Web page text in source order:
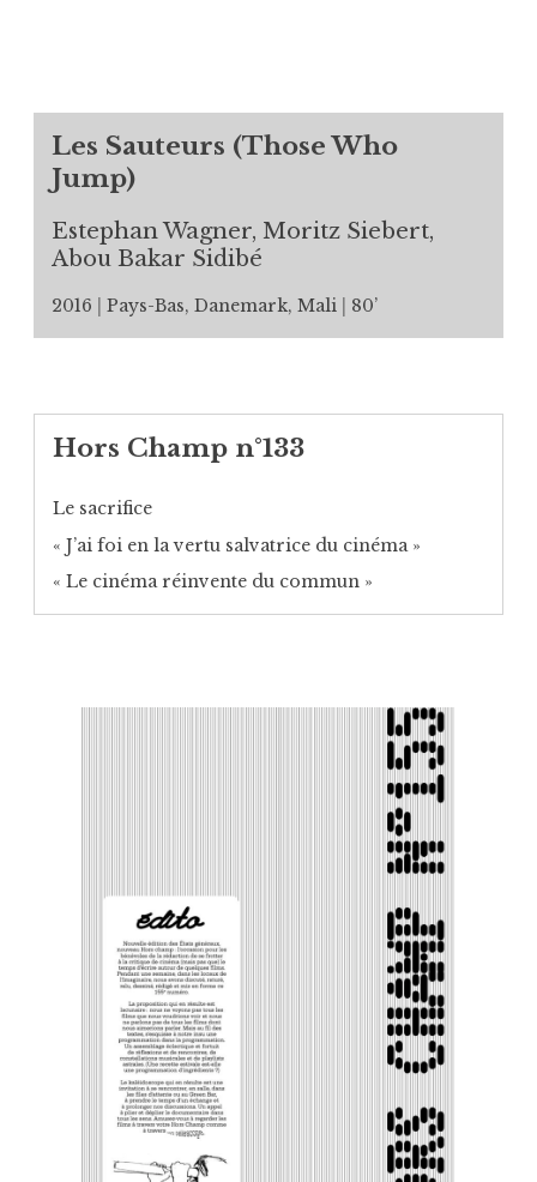
Les Sauteurs (Those Who
Jump)
Estephan Wagner, Moritz Siebert,
Abou Bakar Sidibé
2016 Pays-Bas, Danemark, Mali 80’
Hors Champ n°133
Le sacrifice
« J’ai foi en la vertu salvatrice du cinéma »
« Le cinéma réinvente du commun »